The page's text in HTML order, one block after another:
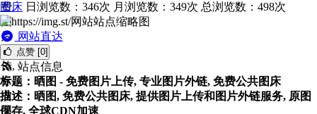
图床 日浏览数：346次 月浏览数：349次 总浏览数：498次
网站直达
点赞 [0]
站点信息
标题：晒图 - 免费图片上传, 专业图片外链, 免费公共图床
描述：晒图, 免费公共图床, 提供图片上传和图片外链服务, 原图
保存, 全球CDN加速